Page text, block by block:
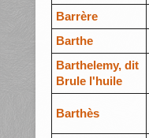
Barrère
Barthe
Barthelemy, dit
Brule l'huile
Barthès